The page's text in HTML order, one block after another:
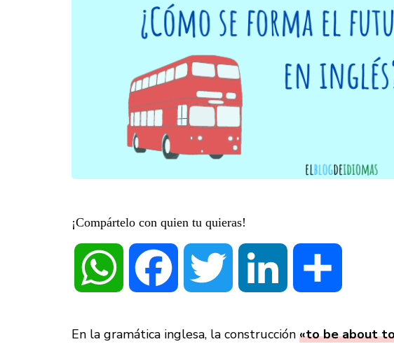
¡Compártelo con quien tu quieras!
WhatsApp Facebook LinkedIn
En la gramática inglesa, la construcción «to be about